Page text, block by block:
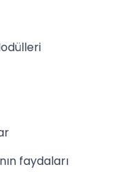
faydaları